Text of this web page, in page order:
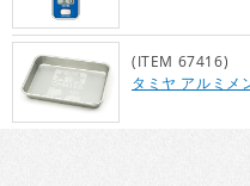
(ITEM 67416)
タミヤ アルミメ